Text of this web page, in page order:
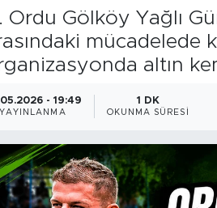
Ordu Gölköy Yağlı
mücadelede
altın
- 19:49
YAYINLANMA
1 DK
OKUNMA SÜRESI